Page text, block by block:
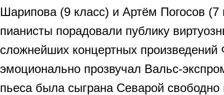
Шарипова (9 класс) и Артём Погосов
пианисты порадовали публику
сложнейших концертных
эмоционально прозвучал Вальс-
пьеса была сыграна Севарой свободно